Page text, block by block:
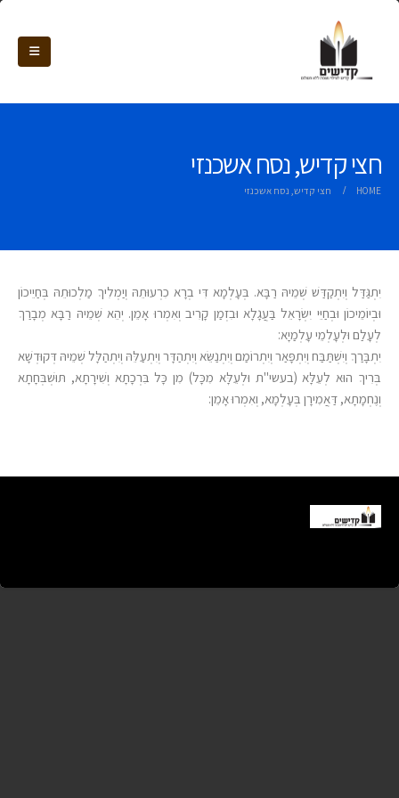
חצי קדיש, נסח אשכנזי
HOME חצי קדיש, נסח אשכנזי
יִתְגַּדַּל וְיִתְקַדַּשׁ שְׁמֵיהּ רַבָּא. בְּעָלְמָא דִּי בְרָא כִרְעוּתֵהּ וְיַמְלִיךְ מַלְכוּתֵהּ בְּחַיֵיכוֹן
וּבְיוֹמֵיכוֹן וּבְחַיֵּי יִשְׂרָאֵל בַּעֲגָלָא וּבִזְמַן קָרִיב וְאִמְרוּ אָמֵן. יְהֵא שְׁמֵיהּ רַבָּא מְבָרַךְ
לְעָלַם וּלְעָלְמֵי עָלְמַיָא:
יִתְבָּרַךְ וְיִשְׁתַּבַּח וְיִתְפָּאַר וְיִתְרוֹמַם וְיִתְנַשֵּׂא וְיִתְהַדָּר וְיִתְעַלֵּהּ וְיִתְהַלָּל שְׁמֵיהּ דְּקוּדְשָׁא
בְּרִיךְ הוּא לְעֵלָּא (בעשי"ת וּלְעֵלָּא מִכָּל) מִן כָּל בִּרְכָתָא וְשִׁירָתָא, תּוּשְׁבְּחָתָא
וְנֶחְמָתָא, דַּאֲמִירָן בְּעָלְמָא, וְאִמְרוּ אָמֵן: